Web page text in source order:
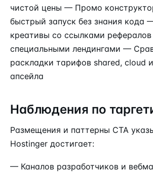
чистой цены — Промо
быстрый запуск без знания кода
креативы со ссылками рефералов
специальными лендингами —
раскладки тарифов shared, cloud
апсейла
Наблюдения по
Размещения и паттерны CTA
Hostinger достигает:
— Каналов разработчиков и